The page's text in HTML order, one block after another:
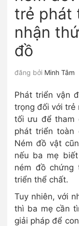
trẻ phát
nhận
đồ
đăng bởi Minh Tâm
Phát triển vận
trọng đối với trẻ
tối ưu để tham
phát triển toàn
Ném đồ vật
nếu ba mẹ
ném đồ
triển thể chất.
Tuy nhiên, với
thì ba mẹ cần
giải pháp để